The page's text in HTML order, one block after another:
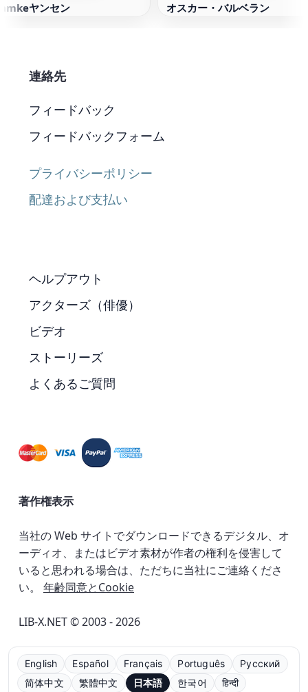
ヤンセン オスカー・バルベラン
連絡先
フィードバック
フィードバックフォーム
プライバシーポリシー
配達および支払い
ヘルプアウト
アクターズ（俳優）
ビデオ
ストーリーズ
よくあるご質問
著作権表示
当社の Web サイトでダウンロードできるデジタル、オ
ーディオ、またはビデオ素材が作者の権利を侵害して
いると思われる場合は、ただちに当社にご連絡くださ
い。 年齢同意とCookie
LIB-X.NET © 2003 - 2026
English Español Français Português
Русский
简体中文
繁體中文 日本語 한국어 हिन्दी